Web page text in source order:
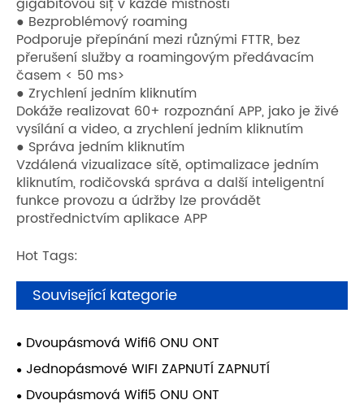
● Bezproblémový roaming
Podporuje přepínání mezi různými FTTR, bez
přerušení služby a roamingovým předávacím
časem < 50 ms>
● Zrychlení jedním kliknutím
Dokáže realizovat 60+ rozpoznání APP, jako je živé
vysílání a video, a zrychlení jedním kliknutím
● Správa jedním kliknutím
Vzdálená vizualizace sítě, optimalizace jedním
kliknutím, rodičovská správa a další inteligentní
funkce provozu a údržby lze provádět
prostřednictvím aplikace APP
Hot Tags:
Související kategorie
Dvoupásmová Wifi6 ONU ONT
Jednopásmové WIFI ZAPNUTÍ ZAPNUTÍ
Dvoupásmová Wifi5 ONU ONT